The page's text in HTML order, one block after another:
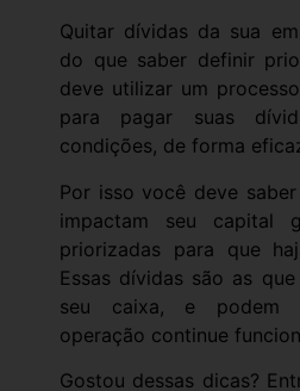
Quitar dívidas da sua
do que saber definir
deve utilizar um
para pagar suas
condições, de forma
Por isso você deve
impactam seu capital
priorizadas para que
Essas dívidas são as
seu caixa, e podem
operação continue
Gostou dessas dicas?